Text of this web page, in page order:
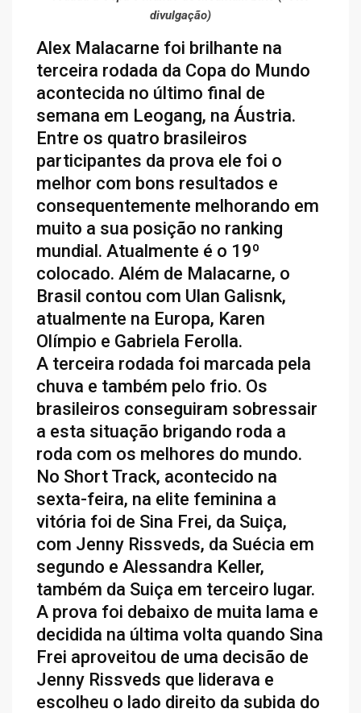
divulgação)
Alex Malacarne foi brilhante na
terceira rodada da Copa do Mundo
acontecida no último final de
semana em Leogang, na Áustria.
Entre os quatro brasileiros
participantes da prova ele foi o
melhor com bons resultados e
consequentemente melhorando em
muito a sua posição no ranking
mundial. Atualmente é o 19º
colocado. Além de Malacarne, o
Brasil contou com Ulan Galisnk,
atualmente na Europa, Karen
Olímpio e Gabriela Ferolla.
A terceira rodada foi marcada pela
chuva e também pelo frio. Os
brasileiros conseguiram sobressair
a esta situação brigando roda a
roda com os melhores do mundo.
No Short Track, acontecido na
sexta-feira, na elite feminina a
vitória foi de Sina Frei, da Suiça,
com Jenny Rissveds, da Suécia em
segundo e Alessandra Keller,
também da Suiça em terceiro lugar.
A prova foi debaixo de muita lama e
decidida na última volta quando Sina
Frei aproveitou de uma decisão de
Jenny Rissveds que liderava e
escolheu o lado direito da subida do